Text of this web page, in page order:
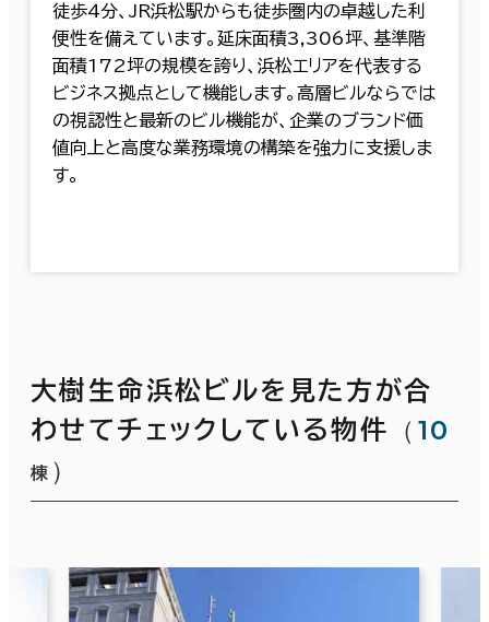
徒歩4分、JR浜松駅からも徒歩圏内の卓越した利
便性を備えています。延床面積3,306坪、基準階
面積172坪の規模を誇り、浜松エリアを代表する
ビジネス拠点として機能します。高層ビルならでは
の視認性と最新のビル機能が、企業のブランド価
値向上と高度な業務環境の構築を強力に支援しま
す。
大樹生命浜松ビルを見た方が合
わせてチェックしている物件
（ 10
棟 ）